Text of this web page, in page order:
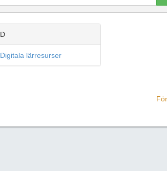
D
Digitala lärresurser